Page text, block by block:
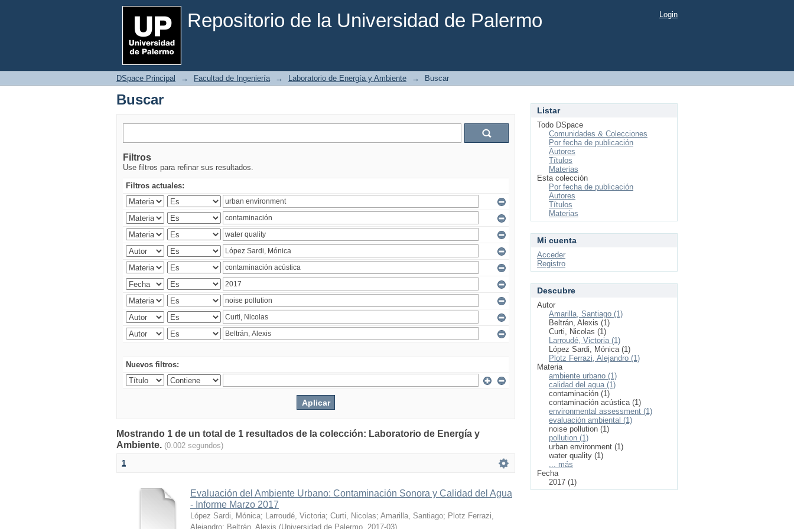
Repositorio de la Universidad de Palermo
Buscar Login
DSpace Principal → Facultad de Ingeniería → Laboratorio de Energía y Ambiente → Buscar
Buscar
Filtros
Use filtros para refinar sus resultados.
Filtros actuales:
Nuevos filtros:
Mostrando 1 de un total de 1 resultados de la colección: Laboratorio de Energía y
Ambiente. (0.002 segundos)
1
Evaluación del Ambiente Urbano: Contaminación Sonora y Calidad del Agua
- Informe Marzo 2017
López Sardi, Mónica; Larroudé, Victoria; Curti, Nicolas; Amarilla, Santiago; Plotz Ferrazi,
Alejandro; Beltrán, Alexis (Universidad de Palermo 2017-03)
Listar
Todo DSpace
Comunidades & Colecciones
Por fecha de publicación
Autores
Títulos
Materias
Esta colección
Por fecha de publicación
Autores
Títulos
Materias
Mi cuenta
Acceder
Registro
Descubre
Autor
Amarilla, Santiago (1)
Beltrán, Alexis (1)
Curti, Nicolas (1)
Larroudé, Victoria (1)
López Sardi, Mónica (1)
Plotz Ferrazi, Alejandro (1)
Materia
ambiente urbano (1)
calidad del agua (1)
contaminación (1)
contaminación acústica (1)
environmental assessment (1)
evaluación ambiental (1)
noise pollution (1)
pollution (1)
urban environment (1)
water quality (1)
... más
Fecha
2017 (1)